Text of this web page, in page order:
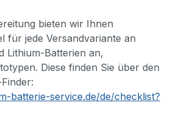
bieten wir Ihnen
für jede Versandvariante an
Lithium-Batterien an,
Diese finden Sie über den
batterie-service.de/de/checklist?